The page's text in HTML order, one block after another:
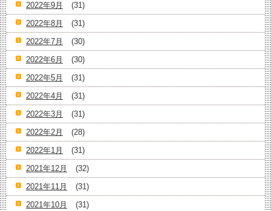
2022年9月
(31)
2022年8月
(31)
2022年7月
(30)
2022年6月
(30)
2022年5月
(31)
2022年4月
(31)
2022年3月
(31)
2022年2月
(28)
2022年1月
(31)
2021年12月
(32)
2021年11月
(31)
2021年10月
(31)